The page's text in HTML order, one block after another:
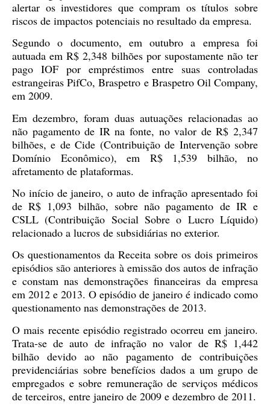
alertar os investidores que compram os títulos sobre
riscos de impactos potenciais no resultado da empresa.
Segundo o documento, em outubro a empresa foi
autuada em R$ 2,348 bilhões por supostamente não ter
pago IOF por empréstimos entre suas controladas
estrangeiras PifCo, Braspetro e Braspetro Oil Company,
em 2009.
Em dezembro, foram duas autuações relacionadas ao
não pagamento de IR na fonte, no valor de R$ 2,347
bilhões, e de Cide (Contribuição de Intervenção sobre
Domínio Econômico), em R$ 1,539 bilhão, no
afretamento de plataformas.
No início de janeiro, o auto de infração apresentado foi
de R$ 1,093 bilhão, sobre não pagamento de IR e
CSLL (Contribuição Social Sobre o Lucro Líquido)
relacionado a lucros de subsidiárias no exterior.
Os questionamentos da Receita sobre os dois primeiros
episódios são anteriores à emissão dos autos de infração
e constam nas demonstrações financeiras da empresa
em 2012 e 2013. O episódio de janeiro é indicado como
questionamento nas demonstrações de 2013.
O mais recente episódio registrado ocorreu em janeiro.
Trata-se de auto de infração no valor de R$ 1,442
bilhão devido ao não pagamento de contribuições
previdenciárias sobre benefícios dados a um grupo de
empregados e sobre remuneração de serviços médicos
de terceiros, entre janeiro de 2009 e dezembro de 2011.